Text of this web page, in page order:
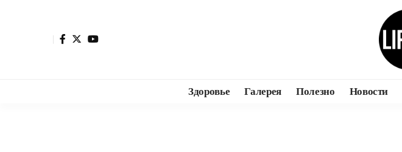
Здоровье Галерея Полезно Новости